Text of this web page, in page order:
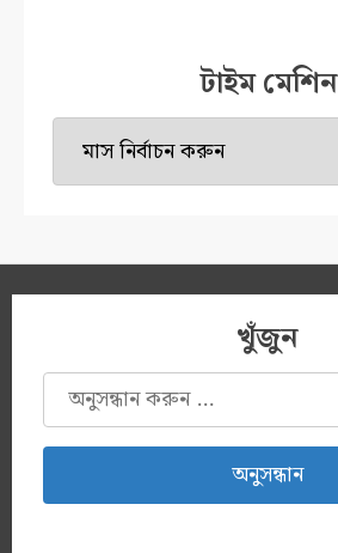
টাইম মেশিন
টাইম
মেশিন
খুঁজুন
অনুসন্ধানঃ